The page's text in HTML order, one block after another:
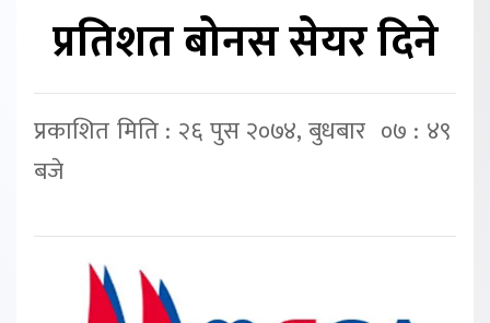
प्रतिशत बोनस सेयर दिने
प्रकाशित मिति : २६ पुस २०७४, बुधबार ०७ : ४९
बजे